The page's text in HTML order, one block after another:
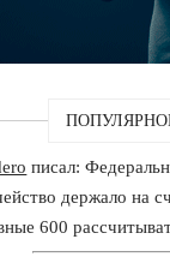
писал:
держало на
600